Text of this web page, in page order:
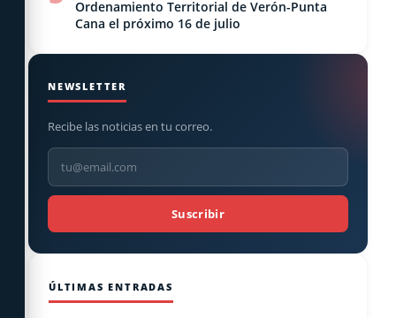
Ordenamiento Territorial de Verón-Punta
Cana el próximo 16 de julio
NEWSLETTER
Recibe las noticias en tu correo.
Suscribir
ÚLTIMAS ENTRADAS